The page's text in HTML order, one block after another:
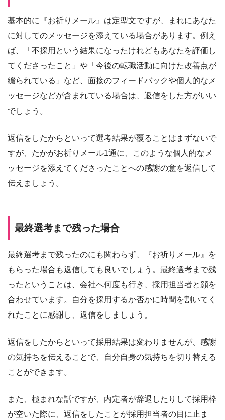
基本的に『お祈りメール』は定型文ですが、まれにあなた
に対してのメッセージを添えている場合があります。例え
ば、「不採用という結果になったけれどもあなたを評価し
てくださったこと」や「今後の転職活動に向けた改善点が
綴られている」など、面接のフィードバックや個人的なメ
ッセージなどが含まれている場合は、返信をした方がいい
でしょう。
返信をしたからといって選考結果が覆ることはまずないで
すが、たかがお祈りメール1通に、このような個人的なメ
ッセージを添えてくださったことへの感謝の意を返信して
伝えましょう。
最終選考まで残った場合
最終選考まで残ったのにも関わらず、『お祈りメール』を
もらった場合も返信しても良いでしょう。最終選考まで残
ったということは、会社へ何度も行き、採用担当者と顔を
合わせています。自分を採用するか否かに時間を割いてく
れたことに感謝し、返信をしましょう。
返信をしたからといって採用結果は変わりませんが、感謝
の気持ちを伝えることで、自分自身の気持ちを切り替える
ことができます。
また、極まれな話ですが、内定者が辞退したりして採用枠
が空いた際に、返信をしたことが採用担当者の目に止ま